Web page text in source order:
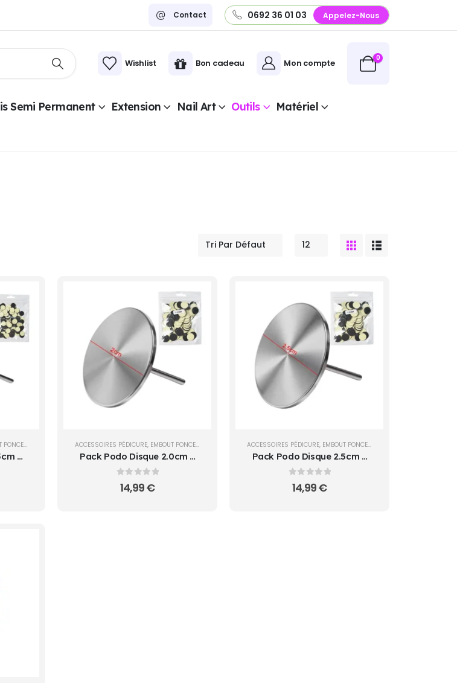
Contact 0692 36 01 03 Appelez-Nous
Wishlist Bon cadeau Mon compte 0
Semi Permanent Extension Nail Art Outils
Matériel
+
|
ACCESSOIRES PÉDICURE, EMBOUT PONCEUSE
Pack Podo Disque 2.0cm +
100 Disques Adhésifs Pro |
0sur 5
14,99€
ACCESSOIRES PÉDICURE, EMBOUT PONCEUSE
Pack Podo Disque 2.5cm +
100 Disques Adhésifs XL |
0sur 5
14,99€